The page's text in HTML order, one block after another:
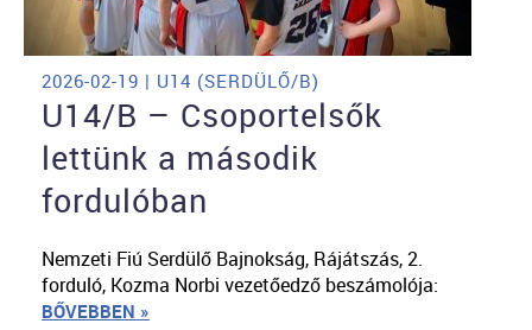
2026-02-19 | U14 (SERDÜLŐ/B)
U14/B – Csoportelsők
lettünk a második
fordulóban
Nemzeti Fiú Serdülő Bajnokság, Rájátszás, 2.
forduló, Kozma Norbi vezetőedző beszámolója:
BŐVEBBEN »